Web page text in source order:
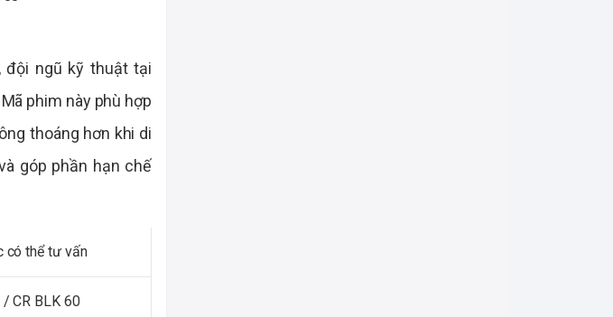
đội ngũ kỹ thuật tại
phim này phù hợp
thoáng hơn khi di
góp phần hạn chế
có thể tư vấn
/ CR BLK 60